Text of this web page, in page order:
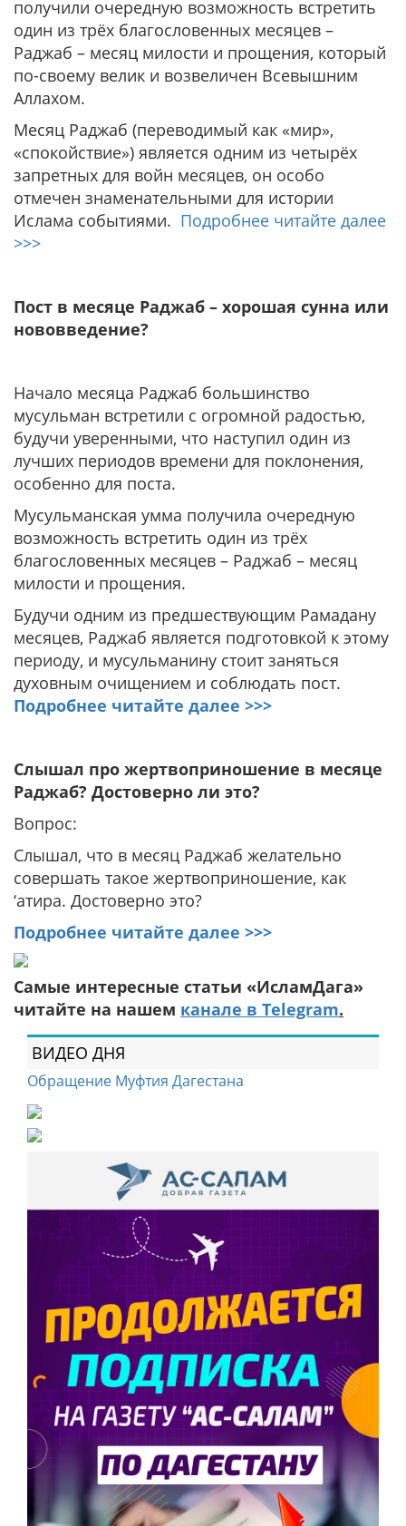
получили очередную возможность встретить
один из трёх благословенных месяцев –
Раджаб – месяц милости и прощения, который
по-своему велик и возвеличен Всевышним
Аллахом.
Месяц Раджаб (переводимый как «мир»,
«спокойствие») является одним из четырёх
запретных для войн месяцев, он особо
отмечен знаменательными для истории
Ислама событиями. Подробнее читайте далее
>>>
Пост в месяце Раджаб – хорошая сунна или
нововведение?
Начало месяца Раджаб большинство
мусульман встретили с огромной радостью,
будучи уверенными, что наступил один из
лучших периодов времени для поклонения,
особенно для поста.
Мусульманская умма получила очередную
возможность встретить один из трёх
благословенных месяцев – Раджаб – месяц
милости и прощения.
Будучи одним из предшествующим Рамадану
месяцев, Раджаб является подготовкой к этому
периоду, и мусульманину стоит заняться
духовным очищением и соблюдать пост.
Подробнее читайте далее >>>
Слышал про жертвоприношение в месяце
Раджаб? Достоверно ли это?
Вопрос:
Слышал, что в месяц Раджаб желательно
совершать такое жертвоприношение, как
‘атира. Достоверно это?
Подробнее читайте далее >>>
Самые интересные статьи «ИсламДага»
читайте на нашем канале в Telegram.
ВИДЕО ДНЯ
Обращение Муфтия Дагестана